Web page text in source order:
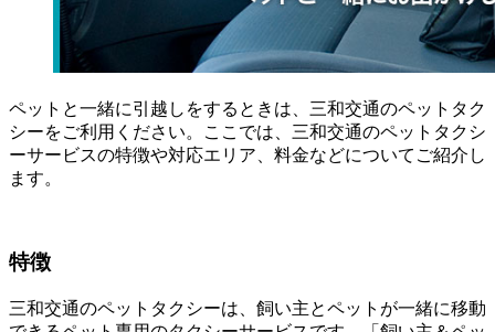
ペットと一緒に引越しをするときは、三和交通のペットタク
シーをご利用ください。ここでは、三和交通のペットタクシ
ーサービスの特徴や対応エリア、料金などについてご紹介し
ます。
特徴
三和交通のペットタクシーは、飼い主とペットが一緒に移動